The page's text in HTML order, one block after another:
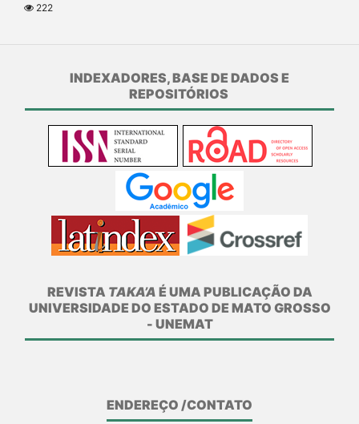
222
INDEXADORES, BASE DE DADOS E
REPOSITÓRIOS
REVISTA TAKA’A É UMA PUBLICAÇÃO DA
UNIVERSIDADE DO ESTADO DE MATO GROSSO
- UNEMAT
ENDEREÇO /CONTATO